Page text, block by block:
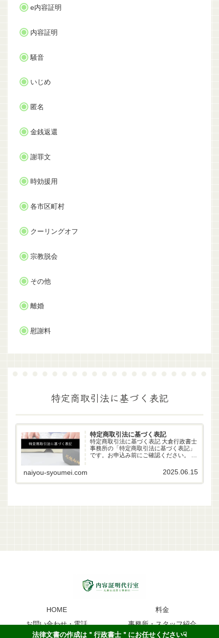
e内容証明
内容証明
騒音
いじめ
匿名
金銭返還
謝罪文
時効援用
各市区町村
クーリングオフ
宗教脱会
その他
離婚
慰謝料
特定商取引法に基づく表記
特定商取引法に基づく表記
特定商取引法に基づく表記 大倉行政書士
事務所の「特定商取引法に基づく表記」
です。お申込み前にご確認ください。 事
書士 大倉雄偉（第22261170号） 所在地
〒630-83-0252 奈良県生駒市山...
naiyou-syoumei.com 2025.06.15
HOME
料金
お問い合わせ・電話
事務所・スタッフ紹介
法律文書の作成は＂行政書士＂にお任せください☟